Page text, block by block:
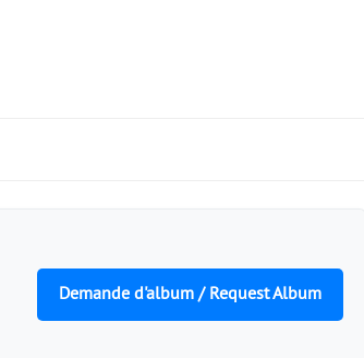
Demande d'album / Request Album